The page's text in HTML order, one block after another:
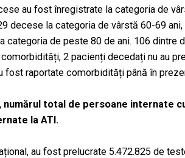
au fost înregistrate la categoria de
decese la categoria de vârstă 60-69
categoria de peste 80 de ani. 106 dintre
2 pacienți decedați nu au
fost raportate comorbidități până în
total de persoane internate
la ATI.
au fost prelucrate 5.472.825 de